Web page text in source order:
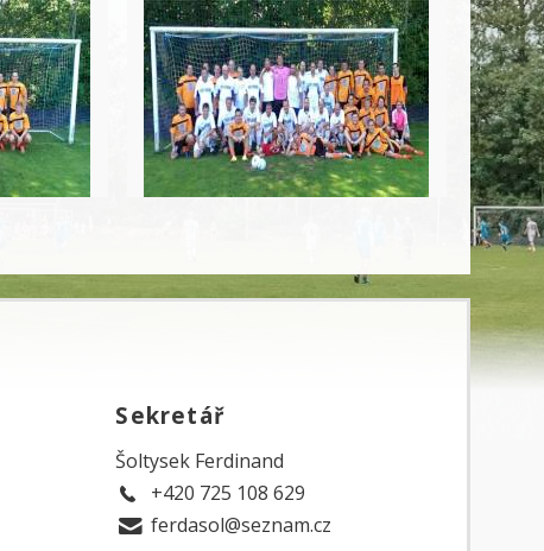
Sekretář
Šoltysek Ferdinand
+420 725 108 629
ferdasol@seznam.cz